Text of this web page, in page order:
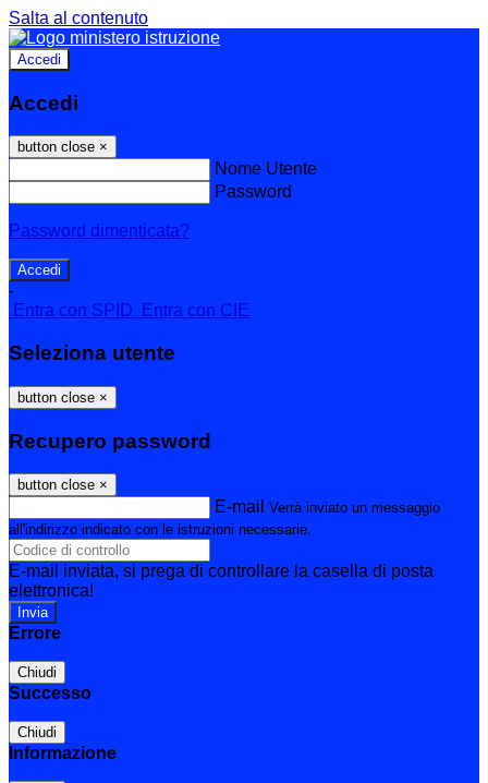
Salta al contenuto
Accedi
Accedi
button close ×
Nome Utente
Password
Password dimenticata?
-
Entra con SPID
Entra con CIE
Seleziona utente
button close ×
Recupero password
button close ×
E-mail Verrà inviato un messaggio
all'indirizzo indicato con le istruzioni necessarie.
E-mail inviata, si prega di controllare la casella di posta
elettronica!
Errore
Chiudi
Successo
Chiudi
Informazione